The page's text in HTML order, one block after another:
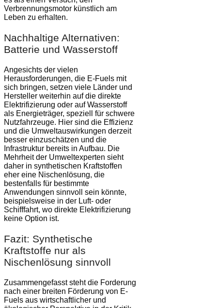
Verbrennungsmotor künstlich am
Leben zu erhalten.
Nachhaltige Alternativen:
Batterie und Wasserstoff
Angesichts der vielen
Herausforderungen, die E-Fuels mit
sich bringen, setzen viele Länder und
Hersteller weiterhin auf die direkte
Elektrifizierung oder auf Wasserstoff
als Energieträger, speziell für schwere
Nutzfahrzeuge. Hier sind die Effizienz
und die Umweltauswirkungen derzeit
besser einzuschätzen und die
Infrastruktur bereits in Aufbau. Die
Mehrheit der Umweltexperten sieht
daher in synthetischen Kraftstoffen
eher eine Nischenlösung, die
bestenfalls für bestimmte
Anwendungen sinnvoll sein könnte,
beispielsweise in der Luft- oder
Schifffahrt, wo direkte Elektrifizierung
keine Option ist.
Fazit: Synthetische
Kraftstoffe nur als
Nischenlösung sinnvoll
Zusammengefasst steht die Forderung
nach einer breiten Förderung von E-
Fuels aus wirtschaftlicher und